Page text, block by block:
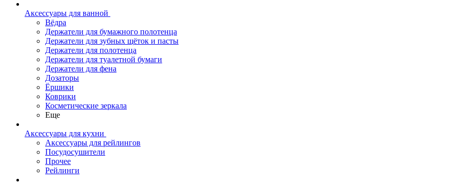
Аксессуары для ванной
Вёдра
Держатели для бумажного полотенца
Держатели для зубных щёток и пасты
Держатели для полотенца
Держатели для туалетной бумаги
Держатели для фена
Дозаторы
Ёршики
Коврики
Косметические зеркала
Еще
Аксессуары для кухни
Аксессуары для рейлингов
Посудосушители
Прочее
Рейлинги